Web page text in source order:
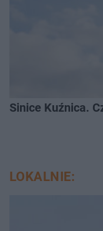
Sinice Kuźnica.
LOKALNIE: